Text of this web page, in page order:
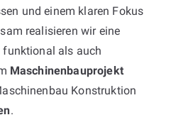
und einem klaren Fokus
realisieren wir eine
funktional als auch
Maschinenbauprojekt
Konstruktion
.